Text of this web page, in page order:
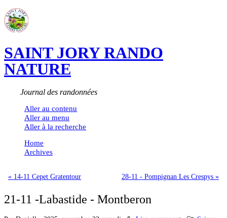
SAINT JORY RANDO
NATURE
Journal des randonnées
Aller au contenu
Aller au menu
Aller à la recherche
Home
Archives
« 14-11 Cepet Gratentour 28-11 - Pompignan Les Crespys »
21-11 -Labastide - Montberon